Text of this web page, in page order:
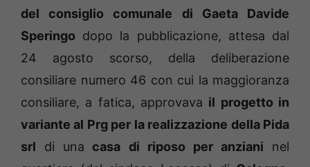
del consiglio comunale di Gaeta Davide
Speringo dopo la pubblicazione, attesa dal
24 agosto scorso, della deliberazione
consiliare numero 46 con cui la maggioranza
consiliare, a fatica, approvava il progetto in
variante al Prg per la realizzazione della Pida
srl di una casa di riposo per anziani nel